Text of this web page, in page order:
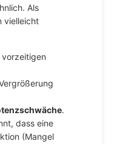
Als
vielleicht
vorzeitigen
.
dass eine
(Mangel